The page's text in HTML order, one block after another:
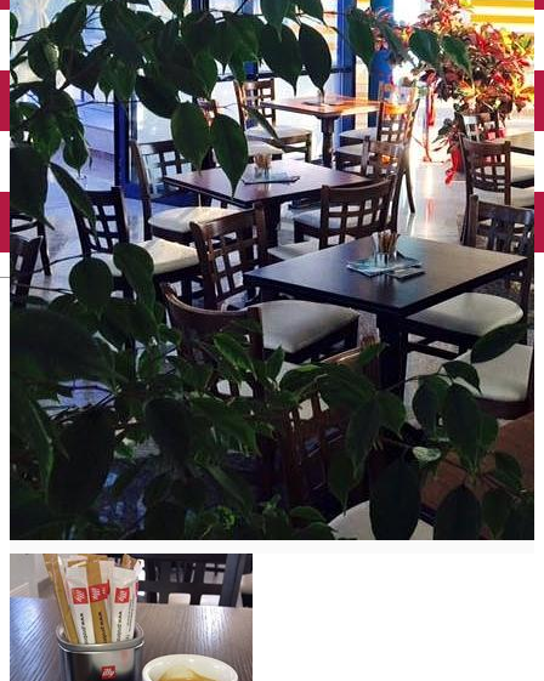
English
Închirieri auto
Închirieri biciclete
Taxi
Încărcare vehicule electrice